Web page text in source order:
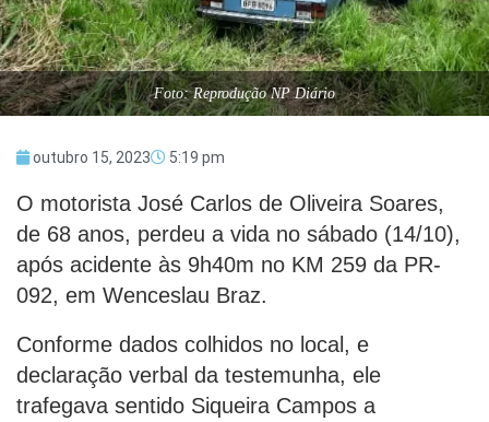
Foto: Reprodução NP Diário
outubro 15, 2023 5:19 pm
O motorista José Carlos de Oliveira Soares,
de 68 anos, perdeu a vida no sábado (14/10),
após acidente às 9h40m no KM 259 da PR-
092, em Wenceslau Braz.
Conforme dados colhidos no local, e
declaração verbal da testemunha, ele
trafegava sentido Siqueira Campos a